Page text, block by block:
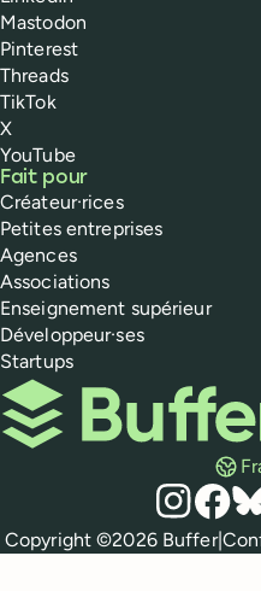
Mastodon
Pinterest
Threads
TikTok
X
YouTube
Fait pour
Créateur·rices
Petites entreprises
Agences
Associations
Enseignement supérieur
Développeur·ses
Startups
Buffer
Réseaux
Instagram
Mentions légales
Copyright ©2026Buffer|